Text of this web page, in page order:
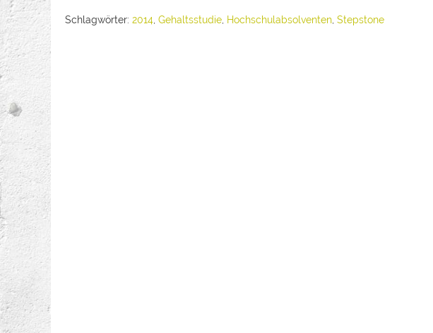
Schlagwörter: 2014 Gehaltsstudie Hochschulabsolventen Stepstone